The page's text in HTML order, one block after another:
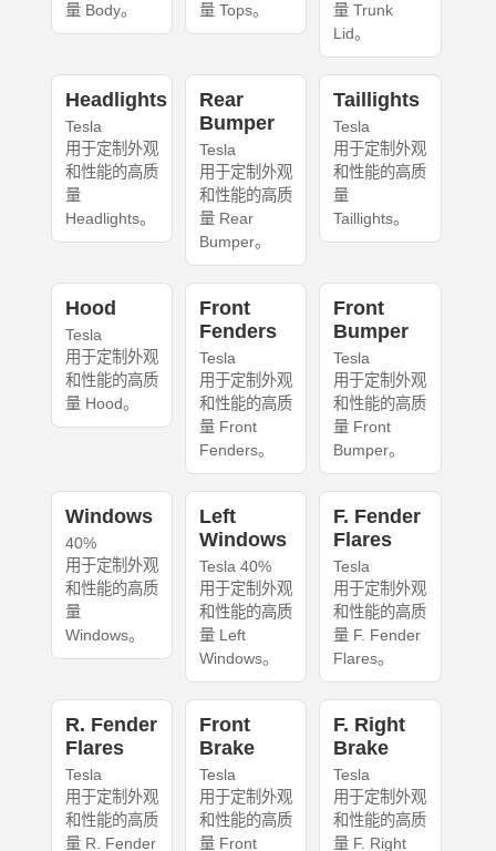
量 Body。
量 Tops。
量 Trunk
Lid。
Headlights
Tesla
用于定制外观
和性能的高质
量
Headlights。
Rear
Bumper
Tesla
用于定制外观
和性能的高质
量 Rear
Bumper。
Taillights
Tesla
用于定制外观
和性能的高质
量
Taillights。
Hood
Tesla
用于定制外观
和性能的高质
量 Hood。
Front
Fenders
Tesla
用于定制外观
和性能的高质
量 Front
Fenders。
Front
Bumper
Tesla
用于定制外观
和性能的高质
量 Front
Bumper。
Windows
40%
用于定制外观
和性能的高质
量
Windows。
Left
Windows
Tesla 40%
用于定制外观
和性能的高质
量 Left
Windows。
F. Fender
Flares
Tesla
用于定制外观
和性能的高质
量 F. Fender
Flares。
R. Fender
Flares
Tesla
用于定制外观
和性能的高质
量 R. Fender
Front
Brake
Tesla
用于定制外观
和性能的高质
量 Front
F. Right
Brake
Tesla
用于定制外观
和性能的高质
量 F. Right